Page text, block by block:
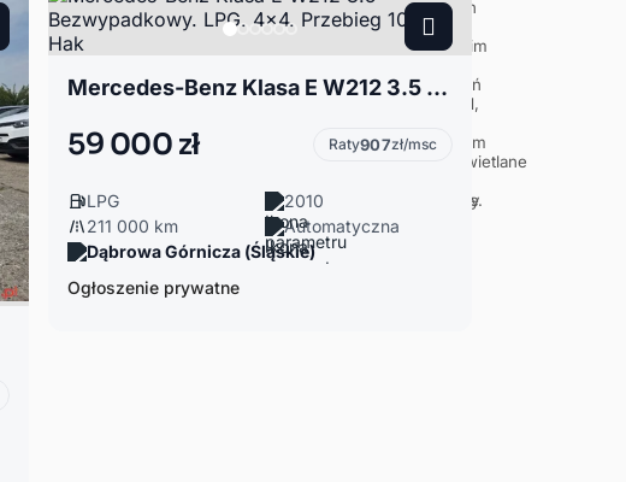
Mercedes-Benz Klasa E W212 3.5 Bezwypadkowy. LPG. 4x4. Przebieg 100%. Hak
59 000 zł Raty907zł/msc
LPG
2010
211 000 km
Automatyczna
Dąbrowa Górnicza (Śląskie)
Ogłoszenie prywatne